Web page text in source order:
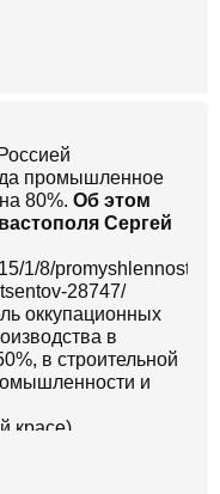
промышленное
80%. Об этом
Сергей
1/8/promyshlennost-
28747/
оккупационных
в
в строительной
и
красе)